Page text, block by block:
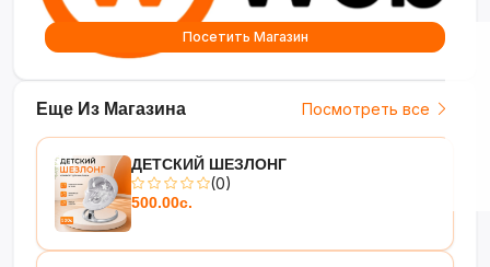
Еще Из Магазина Посмотреть все
ДЕТСКИЙ ШЕЗЛОНГ
(0)
500.00с.
Посетить Магазин